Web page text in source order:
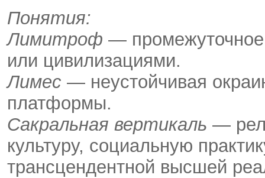
Понятия:
Лимитроф —
или цивилизациями.
Лимес — неустойчивая
платформы.
Сакральная вертикаль —
культуру, социальную
трансцендентной высшей